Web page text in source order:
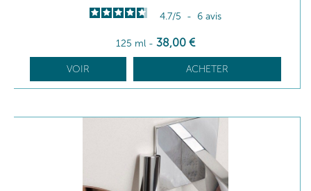
4.7/5 - 6 avis
125 ml - 38,00 €
VOIR ACHETER